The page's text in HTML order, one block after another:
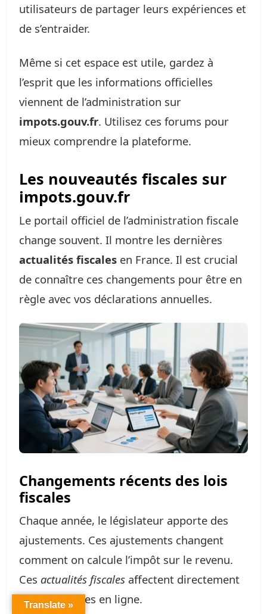
utilisateurs de partager leurs expériences et
de s’entraider.
Même si cet espace est utile, gardez à
l’esprit que les informations officielles
viennent de l’administration sur
impots.gouv.fr. Utilisez ces forums pour
mieux comprendre la plateforme.
Les nouveautés fiscales sur
impots.gouv.fr
Le portail officiel de l’administration fiscale
change souvent. Il montre les dernières
actualités fiscales en France. Il est crucial
de connaître ces changements pour être en
règle avec vos déclarations annuelles.
Changements récents des lois
fiscales
Chaque année, le législateur apporte des
ajustements. Ces ajustements changent
comment on calcule l’impôt sur le revenu.
Ces actualités fiscales affectent directement
les formulaires en ligne.
Translate »